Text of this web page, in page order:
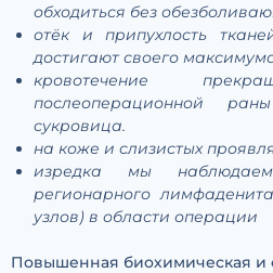
обходиться без
отёк и припухлость
достигают своего
кровотечение
послеоперационной
сукровица.
на коже и слизистых
изредка мы
регионарного
узлов) в области операции
Повышенная биохимическая и